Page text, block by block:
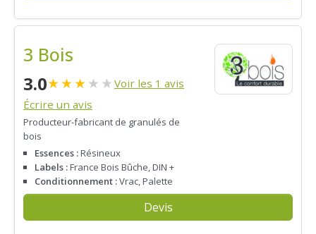
3 Bois
3.0★★★★ ★ Voir les 1 avis
Écrire un avis
Producteur-fabricant de granulés de
bois
Essences :Résineux
Labels :France Bois Bûche, DIN +
Conditionnement :Vrac, Palette
Devis